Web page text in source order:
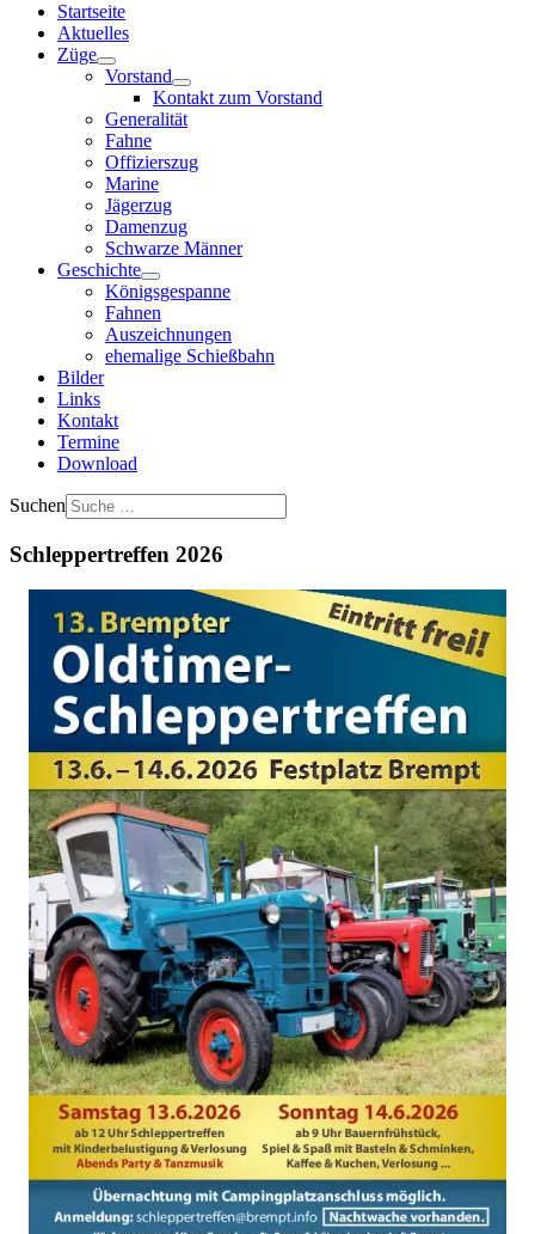
Startseite
Aktuelles
Züge
Vorstand
Kontakt zum Vorstand
Generalität
Fahne
Offizierszug
Marine
Jägerzug
Damenzug
Schwarze Männer
Geschichte
Königsgespanne
Fahnen
Auszeichnungen
ehemalige Schießbahn
Bilder
Links
Kontakt
Termine
Download
Suchen
Schleppertreffen 2026